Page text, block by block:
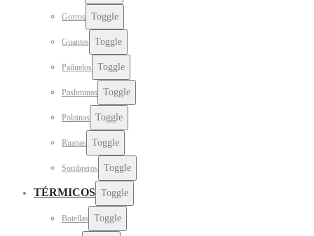
Gorros Toggle
Guantes Toggle
Pañuelos Toggle
Pashminas Toggle
Polainas Toggle
Ruanas Toggle
Sombreros Toggle
TÉRMICOS Toggle
Botellas Toggle